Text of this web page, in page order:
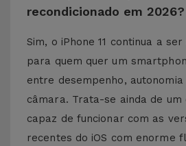
recondicionado em 2026?
Sim, o iPhone 11 continua a
para quem quer um
entre desempenho,
câmara. Trata-se ainda de um
capaz de funcionar com as
recentes do iOS com enorme